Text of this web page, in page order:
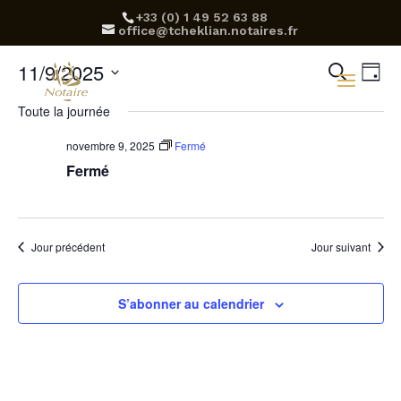
‪+33 (0) 1 49 52 63 88‬
office@tcheklian.notaires.fr
et
Recherche
Jour
11/9/2025
Sélectionnez
une
Toute la journée
novembre 9, 2025 Fermé
Fermé
Jour précédent Jour suivant
S’abonner au calendrier